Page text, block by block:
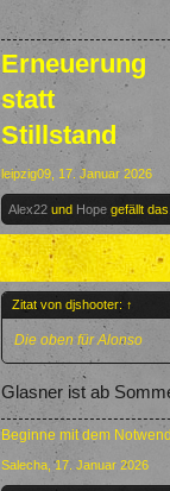
Erneuerung
statt
Stillstand
leipzig09 17. Januar 2026
Alex22 und Hope gefällt das.
Zitat von djshooter: ↑
Die oben für Alonso
Glasner ist ab
Beginne mit dem
Salecha 17. Januar 2026